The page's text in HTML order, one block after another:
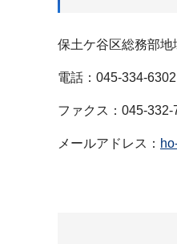
保土ケ谷区総務部地
電話：045-334-6302
ファクス：045-332-
メールアドレス：